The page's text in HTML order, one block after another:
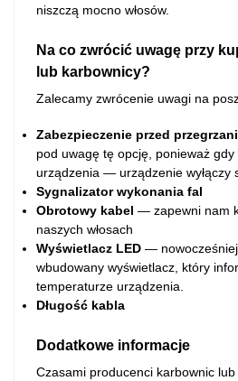
niszczą mocno włosów.
Na co zwrócić uwagę przy
lub karbownicy?
Zalecamy zwrócenie uwagi na
Zabezpieczenie przed
pod uwagę tę opcję, ponieważ gdy
urządzenia — urządzenie wyłączy
Sygnalizator wykonania fal
Obrotowy kabel — zapewni nam
naszych włosach
Wyświetlacz LED —
wbudowany wyświetlacz, który
temperaturze urządzenia.
Długość kabla
Dodatkowe informacje
Czasami producenci karbownic